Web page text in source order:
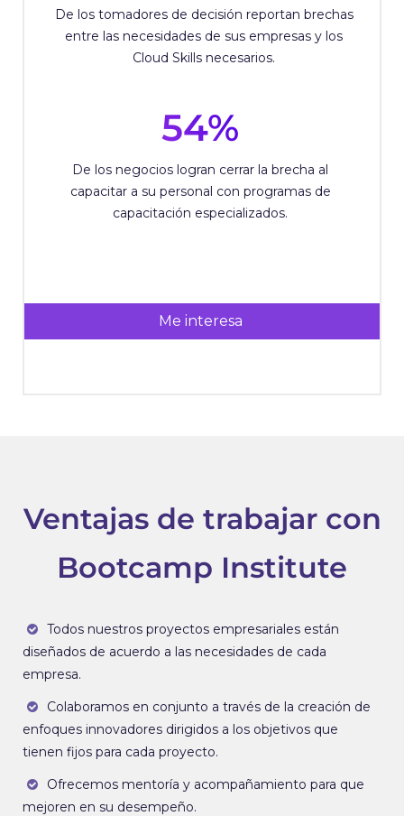
De los tomadores de decisión reportan brechas
entre las necesidades de sus empresas y los
Cloud Skills necesarios.
54%
De los negocios logran cerrar la brecha al
capacitar a su personal con programas de
capacitación especializados.
Me interesa
Ventajas de trabajar con
Bootcamp Institute
Todos nuestros proyectos empresariales están
diseñados de acuerdo a las necesidades de cada
empresa.
Colaboramos en conjunto a través de la creación de
enfoques innovadores dirigidos a los objetivos que
tienen fijos para cada proyecto.
Ofrecemos mentoría y acompañamiento para que
mejoren en su desempeño.